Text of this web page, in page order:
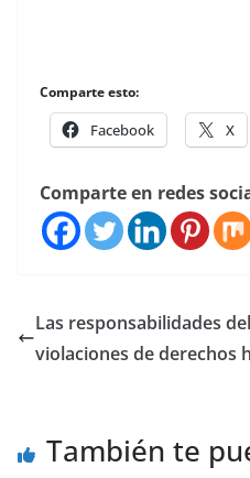
Comparte esto:
Facebook X
Comparte en redes
Las responsabilidades
violaciones de derechos
También te